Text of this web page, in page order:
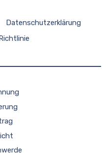
Datenschutzerklärung